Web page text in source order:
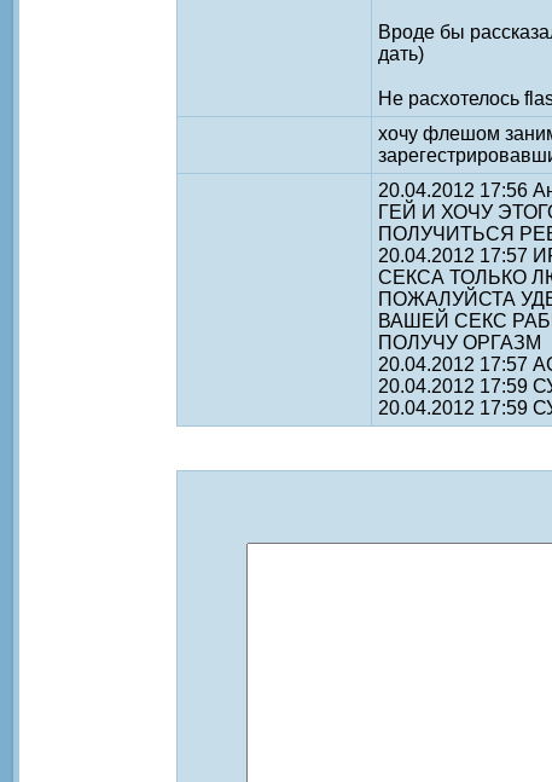
Вроде бы
дать)
Не расхотелось
хочу флешом
20.04.2012 17:56
ГЕЙ И ХОЧУ
ПОЛУЧИТЬСЯ
20.04.2012
СЕКСА ТОЛЬКО
ПОЖАЛУЙСТА
ВАШЕЙ СЕКС
ПОЛУЧУ ОРГАЗМ
20.04.2012 17:57
20.04.2012 17:59
20.04.2012 17:59